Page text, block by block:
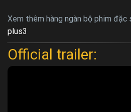
Xem thêm hàng ngàn bộ phim
plus3
Official trailer: